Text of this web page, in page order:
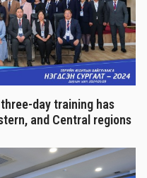
day training has
and Central regions